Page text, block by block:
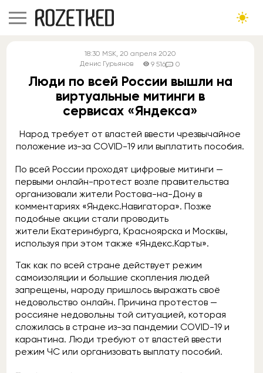
18:30 MSK, 20 апреля 2020
Денис Гурьянов
9 516 0
Люди по всей России вышли на
виртуальные митинги в
сервисах «Яндекса»
Народ требует от властей ввести чрезвычайное
положение из-за COVID-19 или выплатить пособия.
По всей России проходят цифровые митинги —
первыми онлайн-протест возле правительства
организовали жители Ростова-на-Дону в
комментариях «Яндекс.Навигатора». Позже
подобные акции стали проводить
жители Екатеринбурга, Красноярска и Москвы,
используя при этом также «Яндекс.Карты».
Так как по всей стране действует режим
самоизоляции и большие скопления людей
запрещены, народу пришлось выражать своё
недовольство онлайн. Причина протестов —
россияне недовольны той ситуацией, которая
сложилась в стране из-за пандемии COVID-19 и
карантина. Люди требуют от властей ввести
режим ЧС или организовать выплату пособий.